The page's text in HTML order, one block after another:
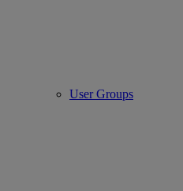
User Groups